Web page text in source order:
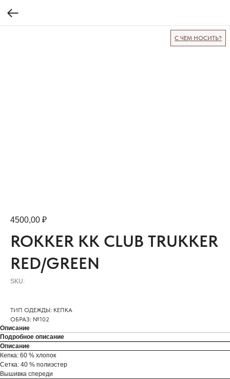
С ЧЕМ НОСИТЬ?
ROKKER KK CLUB TRUKKER
RED/GREEN
SKU:
4500,00 ₽
ТИП ОДЕЖДЫ: КЕПКА
ОБРАЗ: №102
Описание
Подробное описание
Описание
Кепка: 60 % хлопок
Сетка: 40 % полиэстер
Вышивка спереди